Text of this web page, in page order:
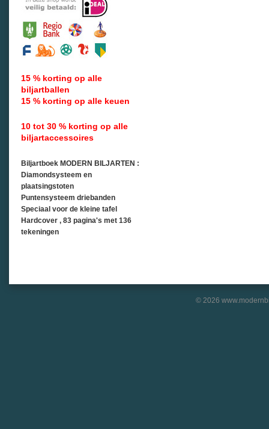
15 % korting op alle
biljartballen
15 % korting op alle keuen
10 tot 30 % korting op alle
biljartaccessoires
Biljartboek MODERN BILJARTEN :
Diamondsysteem en
plaatsingstoten
Puntensysteem driebanden
Speciaal voor de kleine tafel
Hardcover , 83 pagina's met 136
tekeningen
© 2026